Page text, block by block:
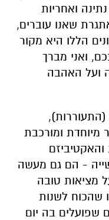
ואחריות
שאנו עוברים,
הללו היא מקור
ואני מברך
ועל האהבה
מיוחדת ומורכבת
- הם גם מעשה
מציאות טובה
שהכוח לשנות
שפועלים בה יום